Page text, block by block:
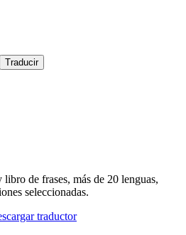
de frases, más de 20 lenguas,
seleccionadas.